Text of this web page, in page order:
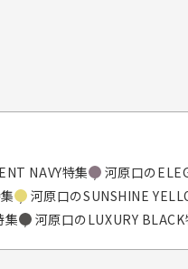
NAVY特集
河原口の
河原口のSUNSHINE
集 河原口のLUXURY BLACK